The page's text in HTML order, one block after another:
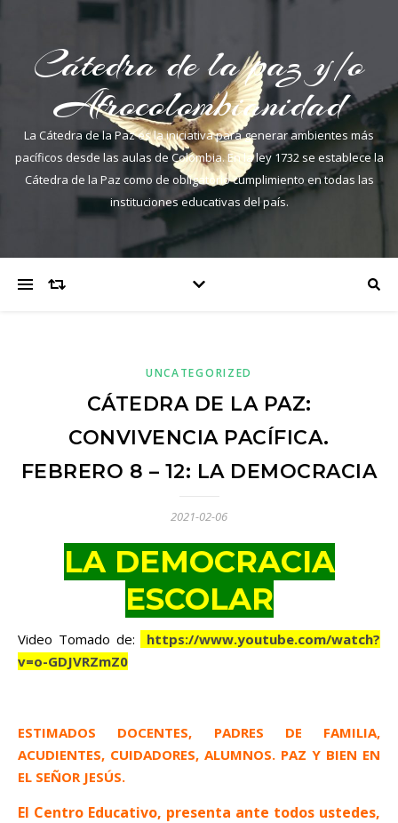
Cátedra de la paz y/o
Afrocolombianidad
La Cátedra de la Paz es la iniciativa para generar ambientes más
pacíficos desde las aulas de Colombia. En la ley 1732 se establece la
Cátedra de la Paz como de obligatorio cumplimiento en todas las
instituciones educativas del país.
UNCATEGORIZED
CÁTEDRA DE LA PAZ:
CONVIVENCIA PACÍFICA.
FEBRERO 8 – 12: LA DEMOCRACIA
2021-02-06
LA DEMOCRACIA
ESCOLAR
Video Tomado de:
https://www.youtube.com/watch?
v=o-GDJVRZmZ0
ESTIMADOS DOCENTES, PADRES DE FAMILIA,
ACUDIENTES, CUIDADORES, ALUMNOS. PAZ Y BIEN EN
EL SEÑOR JESÚS.
El Centro Educativo, presenta ante todos ustedes,